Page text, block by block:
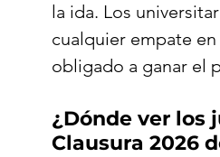
la ida. Los
cualquier empate
obligado a ganar el
¿Dónde ver los
Clausura 2026